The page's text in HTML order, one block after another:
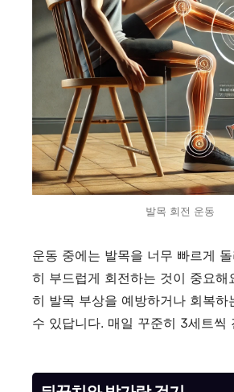
발목 회전 운동
운동 중에는 발목을 너무 빠르게
히 부드럽게 회전하는 것이 중요해
히 발목 부상을 예방하거나 회복하
수 있답니다. 매일 꾸준히 3세트씩